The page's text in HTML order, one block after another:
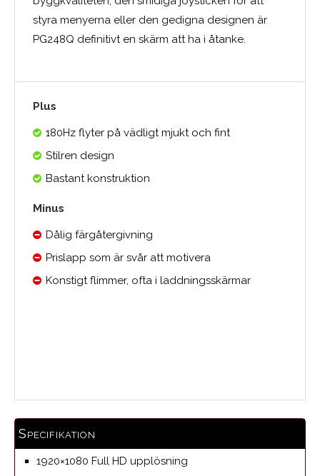
styra menyerna eller den gedigna designen är
PG248Q definitivt en skärm att ha i åtanke.
Plus
180Hz flyter på vädligt mjukt och fint
Stilren design
Bastant konstruktion
Minus
Dålig färgåtergivning
Prislapp som är svår att motivera
Konstigt flimmer, ofta i laddningsskärmar
Specifikation
1920×1080 Full HD upplösning